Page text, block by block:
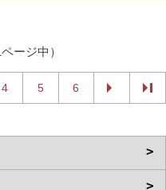
ージ中）
4 5 6